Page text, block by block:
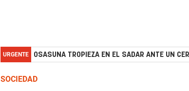
URGENTE OSASUNA TROPIEZA EN EL SADAR ANTE UN
SOCIEDAD